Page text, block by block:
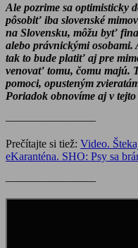
Ale pozrime sa optimisticky
pôsobiť iba slovenské
na Slovensku, môžu byť
alebo právnickými osobami.
tak to bude platiť aj pre
venovať tomu, čomu majú.
pomoci, opusteným
Poriadok obnovíme aj v tejto
————————
Prečítajte si tiež: Video.
eKaranténa. SHO: Psy sa
————————